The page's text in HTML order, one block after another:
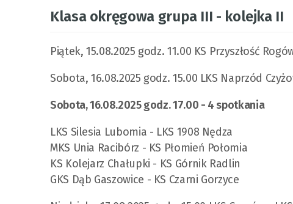
Klasa okręgowa grupa III - kolejka II
Piątek, 15.08.2025 godz. 11.00 KS Przyszłość
Sobota, 16.08.2025 godz. 15.00 LKS Naprzód
Sobota, 16.08.2025 godz. 17.00 - 4 spotkania
LKS Silesia Lubomia - LKS 1908 Nędza
MKS Unia Racibórz - KS Płomień Połomia
KS Kolejarz Chałupki - KS Górnik Radlin
GKS Dąb Gaszowice - KS Czarni Gorzyce